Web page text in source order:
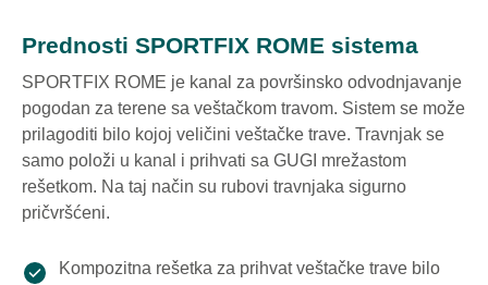
Prednosti SPORTFIX ROME sistema
SPORTFIX ROME je kanal za površinsko odvodnjavanje
pogodan za terene sa veštačkom travom. Sistem se može
prilagoditi bilo kojoj veličini veštačke trave. Travnjak se
samo položi u kanal i prihvati sa GUGI mrežastom
rešetkom. Na taj način su rubovi travnjaka sigurno
pričvršćeni.
Kompozitna rešetka za prihvat veštačke trave bilo